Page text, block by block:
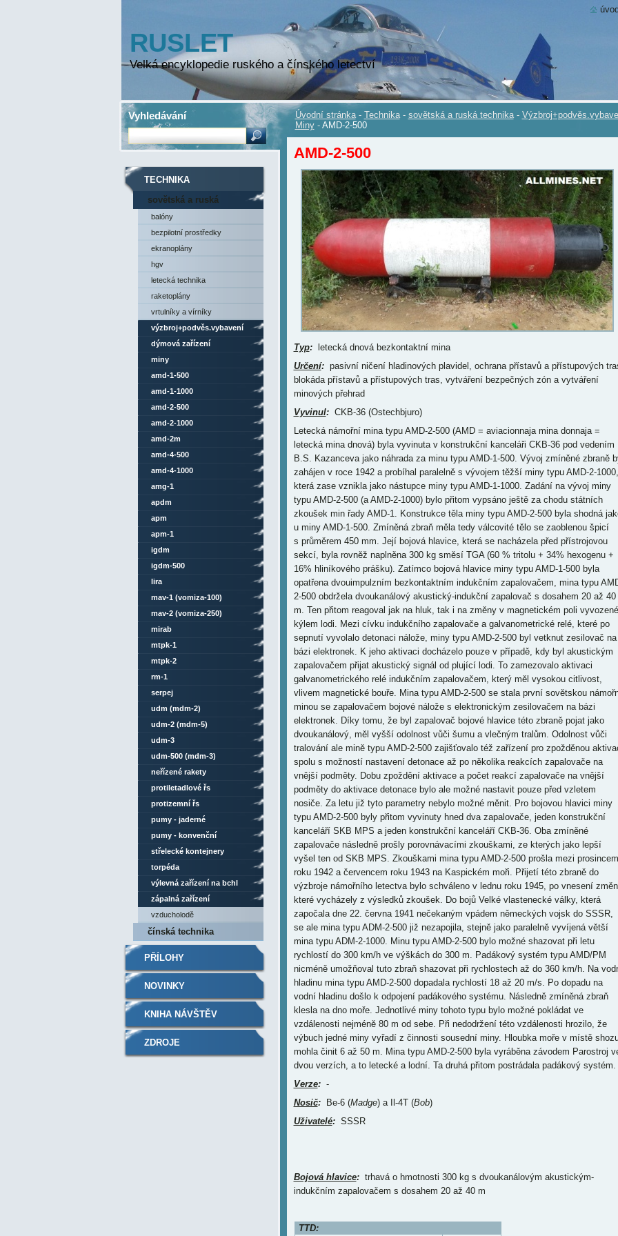
RUSLET
Velká encyklopedie ruského a čínského letectví
Úvodní stránka - Technika - sovětská a ruská technika -
Miny - AMD-2-500
AMD-2-500
Typ:letecká dnová bezkontaktní mina
Určení:pasivní ničení hladinových plavidel, ochrana přístavů a přístupových
blokáda přístavů a přístupových tras, vytváření bezpečných zón a vytváření
minových přehrad
Vyvinul:CKB-36 (Ostechbjuro)
Letecká námořní mina typu AMD-2-500 (AMD = aviacionnaja mina donnaja =
letecká mina dnová) byla vyvinuta v konstrukční kanceláři CKB-36 pod vedením
B.S. Kazanceva jako náhrada za minu typu AMD-1-500. Vývoj zmíněné zbraně
zahájen v roce 1942 a probíhal paralelně s vývojem těžší miny typu AMD-2-1000,
která zase vznikla jako nástupce miny typu AMD-1-1000. Zadání na vývoj miny
typu AMD-2-500 (a AMD-2-1000) bylo přitom vypsáno ještě za chodu státních
zkoušek min řady AMD-1. Konstrukce těla miny typu AMD-2-500 byla shodná
u miny AMD-1-500. Zmíněná zbraň měla tedy válcovité tělo se zaoblenou špicí
s průměrem 450 mm. Její bojová hlavice, která se nacházela před přístrojovou
sekcí, byla rovněž naplněna 300 kg směsí TGA (60 % tritolu + 34% hexogenu +
16% hliníkového prášku). Zatímco bojová hlavice miny typu AMD-1-500 byla
opatřena dvouimpulzním bezkontaktním indukčním zapalovačem, mina typu
2-500 obdržela dvoukanálový akustický-indukční zapalovač s dosahem 20 až 40
m. Ten přitom reagoval jak na hluk, tak i na změny v magnetickém poli vyvozené
kýlem lodi. Mezi cívku indukčního zapalovače a galvanometrické relé, které po
sepnutí vyvolalo detonaci nálože, miny typu AMD-2-500 byl vetknut zesilovač na
bázi elektronek. K jeho aktivaci docházelo pouze v případě, kdy byl akustickým
zapalovačem přijat akustický signál od plující lodi. To zamezovalo aktivaci
galvanometrického relé indukčním zapalovačem, který měl vysokou citlivost,
vlivem magnetické bouře. Mina typu AMD-2-500 se stala první sovětskou
minou se zapalovačem bojové nálože s elektronickým zesilovačem na bázi
elektronek. Díky tomu, že byl zapalovač bojové hlavice této zbraně pojat jako
dvoukanálový, měl vyšší odolnost vůči šumu a vlečným tralům. Odolnost vůči
tralování ale mině typu AMD-2-500 zajišťovalo též zařízení pro zpožděnou
spolu s možností nastavení detonace až po několika reakcích zapalovače na
vnější podměty. Dobu zpoždění aktivace a počet reakcí zapalovače na vnější
podměty do aktivace detonace bylo ale možné nastavit pouze před vzletem
nosiče. Za letu již tyto parametry nebylo možné měnit. Pro bojovou hlavici miny
typu AMD-2-500 byly přitom vyvinuty hned dva zapalovače, jeden konstrukční
kanceláří SKB MPS a jeden konstrukční kanceláří CKB-36. Oba zmíněné
zapalovače následně prošly porovnávacími zkouškami, ze kterých jako lepší
vyšel ten od SKB MPS. Zkouškami mina typu AMD-2-500 prošla mezi prosincem
roku 1942 a červencem roku 1943 na Kaspickém moři. Přijetí této zbraně do
výzbroje námořního letectva bylo schváleno v lednu roku 1945, po vnesení
které vycházely z výsledků zkoušek. Do bojů Velké vlastenecké války, která
započala dne 22. června 1941 nečekaným vpádem německých vojsk do SSSR,
se ale mina typu ADM-2-500 již nezapojila, stejně jako paralelně vyvíjená větší
mina typu ADM-2-1000. Minu typu AMD-2-500 bylo možné shazovat při letu
rychlostí do 300 km/h ve výškách do 300 m. Padákový systém typu AMD/PM
nicméně umožňoval tuto zbraň shazovat při rychlostech až do 360 km/h. Na
hladinu mina typu AMD-2-500 dopadala rychlostí 18 až 20 m/s. Po dopadu na
vodní hladinu došlo k odpojení padákového systému. Následně zmíněná zbraň
klesla na dno moře. Jednotlivé miny tohoto typu bylo možné pokládat ve
vzdálenosti nejméně 80 m od sebe. Při nedodržení této vzdálenosti hrozilo, že
výbuch jedné miny vyřadí z činnosti sousední miny. Hloubka moře v místě
mohla činit 6 až 50 m. Mina typu AMD-2-500 byla vyráběna závodem Parostroj
dvou verzích, a to letecké a lodní. Ta druhá přitom postrádala padákový systém.
Verze:-
Nosič:Be-6 (Madge) a Il-4T (Bob)
Uživatelé:SSSR
Bojová hlavice:trhavá o hmotnosti 300 kg s dvoukanálovým akustickým-
indukčním zapalovačem s dosahem 20 až 40 m
TTD:
TECHNIKA
sovětská a ruská
technika
balóny
bezpilotní prostředky
ekranoplány
hgv
letecká technika
raketoplány
vrtulníky a vírníky
výzbroj+podvěs.vybavení
dýmová zařízení
miny
amd-1-500
amd-1-1000
amd-2-500
amd-2-1000
amd-2m
amd-4-500
amd-4-1000
amg-1
apdm
apm
apm-1
igdm
igdm-500
lira
mav-1 (vomiza-100)
mav-2 (vomiza-250)
mirab
mtpk-1
mtpk-2
rm-1
serpej
udm (mdm-2)
udm-2 (mdm-5)
udm-3
udm-500 (mdm-3)
neřízené rakety
protiletadlové řs
protizemní řs
pumy - jaderné
pumy - konvenční
střelecké kontejnery
torpéda
výlevná zařízení na bchl
zápalná zařízení
vzducholodě
čínská technika
PŘÍLOHY
NOVINKY
KNIHA NÁVŠTĚV
ZDROJE
Vyhledávání